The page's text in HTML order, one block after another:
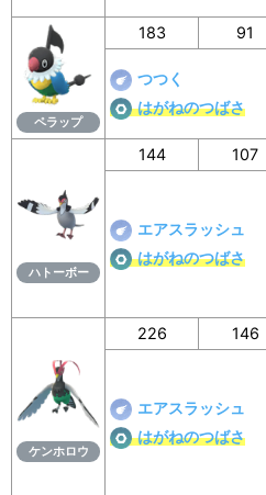
ペラップ
183 91
つつく
はがねのつばさ
ハトーボー
144 107
エアスラッシュ
はがねのつばさ
ケンホロウ
226 146
エアスラッシュ
はがねのつばさ